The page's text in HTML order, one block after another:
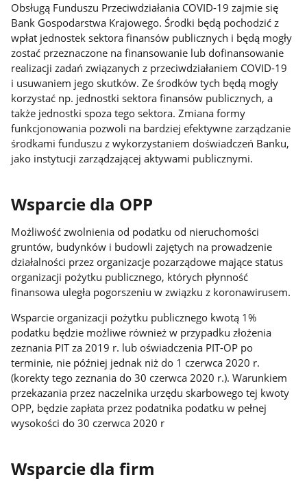
Obsługą Funduszu Przeciwdziałania COVID-19 zajmie się
Bank Gospodarstwa Krajowego. Środki będą pochodzić z
wpłat jednostek sektora finansów publicznych i będą mogły
zostać przeznaczone na finansowanie lub dofinansowanie
realizacji zadań związanych z przeciwdziałaniem COVID-19
i usuwaniem jego skutków. Ze środków tych będą mogły
korzystać np. jednostki sektora finansów publicznych, a
także jednostki spoza tego sektora. Zmiana formy
funkcjonowania pozwoli na bardziej efektywne zarządzanie
środkami funduszu z wykorzystaniem doświadczeń Banku,
jako instytucji zarządzającej aktywami publicznymi.
Wsparcie dla OPP
Możliwość zwolnienia od podatku od nieruchomości
gruntów, budynków i budowli zajętych na prowadzenie
działalności przez organizacje pozarządowe mające status
organizacji pożytku publicznego, których płynność
finansowa uległa pogorszeniu w związku z koronawirusem.
Wsparcie organizacji pożytku publicznego kwotą 1%
podatku będzie możliwe również w przypadku złożenia
zeznania PIT za 2019 r. lub oświadczenia PIT-OP po
terminie, nie później jednak niż do 1 czerwca 2020 r.
(korekty tego zeznania do 30 czerwca 2020 r.). Warunkiem
przekazania przez naczelnika urzędu skarbowego tej kwoty
OPP, będzie zapłata przez podatnika podatku w pełnej
wysokości do 30 czerwca 2020 r
Wsparcie dla firm